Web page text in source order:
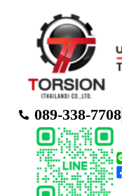
089-338-7708